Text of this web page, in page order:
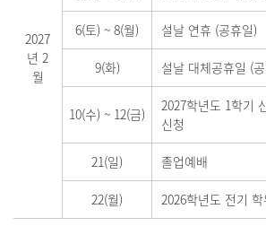
2027
년 2
월
6(토) ~ 8(월) 설날 연휴 (공휴일)
9(화) 설날 대체공휴일 (
10(수) ~ 12(금)
2027학년도 1학기
신청
21(일) 졸업예배
22(월) 2026학년도 전기 학